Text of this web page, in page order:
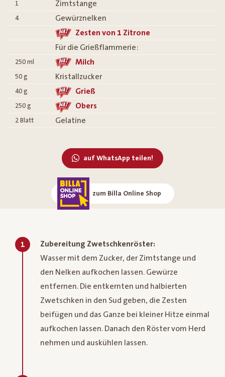
1 Zimtstange
4
Gewürznelken
Zesten von 1 Zitrone
Für die Grießflammerie:
250 ml Milch
50 g Kristallzucker
40 g Grieß
250 g Obers
2 Blatt Gelatine
auf WhatsApp teilen!
zum Billa Online Shop
1
Zubereitung Zwetschkenröster:
Wasser mit dem Zucker, der Zimtstange und
den Nelken aufkochen lassen. Gewürze
entfernen. Die entkernten und halbierten
Zwetschken in den Sud geben, die Zesten
beifügen und das Ganze bei kleiner Hitze einmal
aufkochen lassen. Danach den Röster vom Herd
nehmen und auskühlen lassen.